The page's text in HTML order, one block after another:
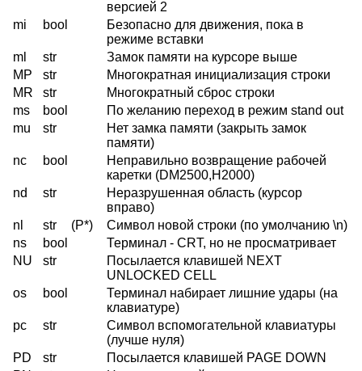
версией 2
mi
bool
Безопасно для движения, пока в
режиме вставки
ml
str
Замок памяти на курсоре выше
MP
str
Многократная инициализация строки
MR
str
Многократный сброс строки
ms
bool
По желанию переход в режим stand out
mu
str
Нет замка памяти (закрыть замок
памяти)
nc
bool
Неправильно возвращение рабочей
каретки (DM2500,H2000)
nd
str
Неразрушенная область (курсор
вправо)
nl
str (P*)
Символ новой строки (по умолчанию \n)
ns
bool
Терминал - CRT, но не прoсматривает
NU
str
Посылается клавишей NEXT
UNLOCKED CELL
os
bool
Терминал набирает лишние удары (на
клавиатуре)
pc
str
Символ вспомогательной клавиатуры
(лучше нуля)
PD
str
Посылается клавишей PAGE DOWN